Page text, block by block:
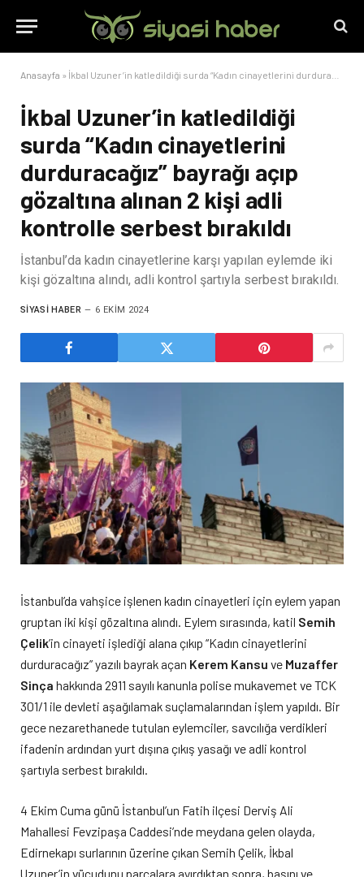
Anasayfa » İkbal Uzuner’in katledildiği surda “Kadın cinayetlerini durduracağız” bayrağı açıp gözaltına alınan 2 kişi adli kontrolle serbest bırakıldı
İkbal Uzuner’in katledildiği
surda “Kadın cinayetlerini
durduracağız” bayrağı açıp
gözaltına alınan 2 kişi adli
kontrolle serbest bırakıldı
İstanbul’da kadın cinayetlerine karşı yapılan eylemde iki
kişi gözaltına alındı, adli kontrol şartıyla serbest bırakıldı.
SIYASI HABER 6 EKIM 2024
İstanbul’da vahşice işlenen kadın cinayetleri için eylem yapan
gruptan iki kişi gözaltına alındı. Eylem sırasında, katil Semih
Çelik’in cinayeti işlediği alana çıkıp “Kadın cinayetlerini
durduracağız” yazılı bayrak açan Kerem Kansu ve Muzaffer
Sinça hakkında 2911 sayılı kanunla polise mukavemet ve TCK
301/1 ile devleti aşağılamak suçlamalarından işlem yapıldı. Bir
gece nezarethanede tutulan eylemciler, savcılığa verdikleri
ifadenin ardından yurt dışına çıkış yasağı ve adli kontrol
şartıyla serbest bırakıldı.
4 Ekim Cuma günü İstanbul’un Fatih ilçesi Derviş Ali
Mahallesi Fevzipaşa Caddesi’nde meydana gelen olayda,
Edirnekapı surlarının üzerine çıkan Semih Çelik, İkbal
Uzuner’in vücudunu parçalara ayırdıktan sonra, başını ve